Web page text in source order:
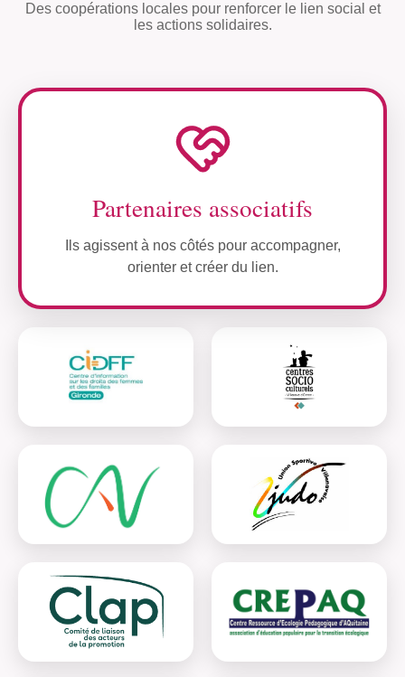
Des coopérations locales pour renforcer le lien social et
les actions solidaires.
Partenaires associatifs
Ils agissent à nos côtés pour accompagner,
orienter et créer du lien.